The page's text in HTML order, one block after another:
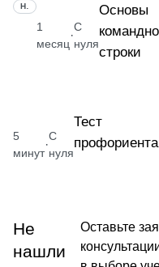
1
месяц
·
С
нуля
Основы
строки
5
минут
·
С
нуля
Тест
Не
нашли
Оставьте